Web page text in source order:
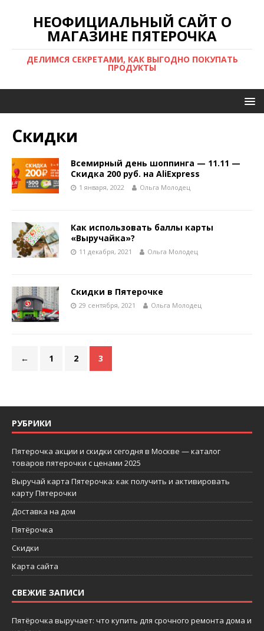
НЕОФИЦИАЛЬНЫЙ САЙТ О
МАГАЗИНЕ ПЯТЕРОЧКА
ДЕЛИМСЯ СЕКРЕТАМИ, КАК ВЫГОДНО ПОКУПАТЬ
ПРОДУКТЫ
Скидки
Всемирный день шоппинга — 11.11 —
Скидка 200 руб. на AliExpress
1 января, 2022 Ольга Молодец
Как использовать баллы карты
«Выручайка»?
11 декабря, 2021 Ольга Молодец
Скидки в Пятерочке
29 сентября, 2021 Ольга Молодец
← 1 2 3
РУБРИКИ
Пятерочка акции и скидки сегодня в Москве — каталог
товаров пятерочки с ценами 2025
Выручай карта Пятерочка: как получить и активировать
карту Пятерочки
Доставка на дом
Пятёрочка
Скидки
Карта сайта
СВЕЖИЕ ЗАПИСИ
Пятёрочка выручает: что купить для срочного ремонта дома и